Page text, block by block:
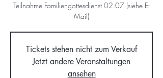
Teilnahme Familiengottesdienst 02.07 (siehe E-
Mail)
Tickets stehen nicht zum Verkauf
Jetzt andere Veranstaltungen
ansehen